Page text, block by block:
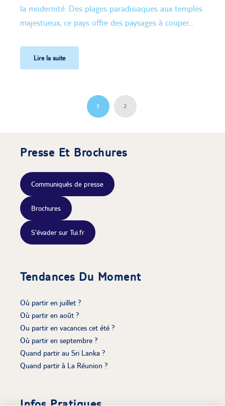
la modernité. Des plages paradisiaques aux temples
majestueux, ce pays offre des paysages à couper...
Lire la suite
1 2
Presse Et Brochures
Communiqués de presse
Brochures
S'évader sur Tui.fr
Tendances Du Moment
Où partir en juillet ?
Où partir en août ?
Ou partir en vacances cet été ?
Où partir en septembre ?
Quand partir au Sri Lanka ?
Quand partir à La Réunion ?